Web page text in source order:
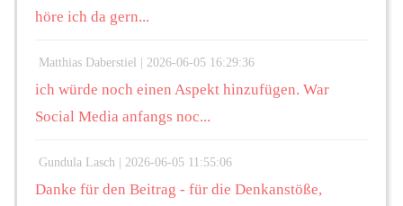
höre ich da gern...
Matthias Daberstiel | 2026-06-05 16:29:36
ich würde noch einen Aspekt hinzufügen. War
Social Media anfangs noc...
Gundula Lasch | 2026-06-05 11:55:06
Danke für den Beitrag - für die Denkanstöße,